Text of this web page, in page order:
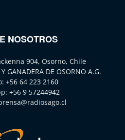
NOSOTROS
904, Osorno, Chile
GANADERA DE OSORNO A.G.
+56 64 223 2160
+56 9 57244942